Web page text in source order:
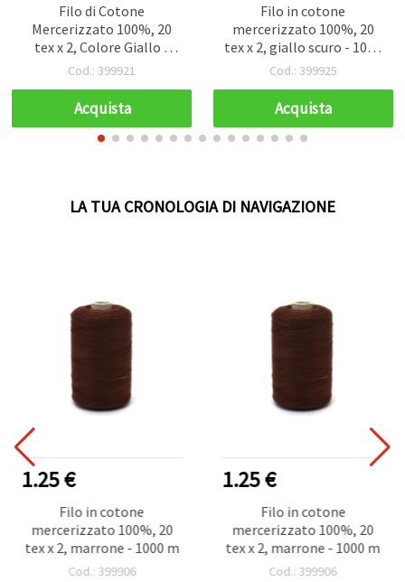
Filo di Cotone
Mercerizzato 100%, 20
tex x 2, Colore Giallo -
1000 m
Cod.: 399921
Acquista
Filo in cotone
mercerizzato 100%, 20
tex x 2, giallo scuro - 1000
m
Cod.: 399925
Acquista
LA TUA CRONOLOGIA DI NAVIGAZIONE
1.25 €
Filo in cotone
mercerizzato 100%, 20
tex x 2, marrone - 1000 m
Cod.: 399906
1.25 €
Filo in cotone
mercerizzato 100%, 20
tex x 2, marrone - 1000 m
Cod.: 399906